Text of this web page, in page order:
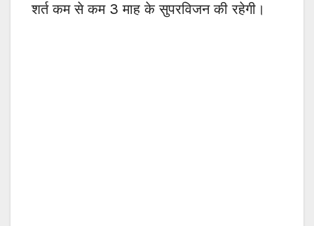
शर्त कम से कम 3 माह के सुपरविजन की रहेगी।